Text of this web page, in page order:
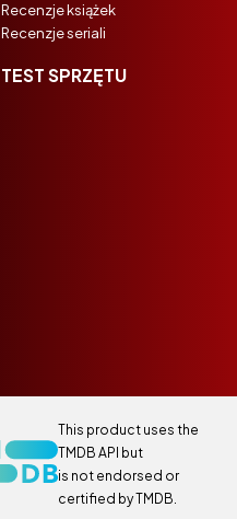
Recenzje książek
Recenzje seriali
TEST SPRZĘTU
This product uses the
TMDB API but
is not endorsed or
certified by TMDB.